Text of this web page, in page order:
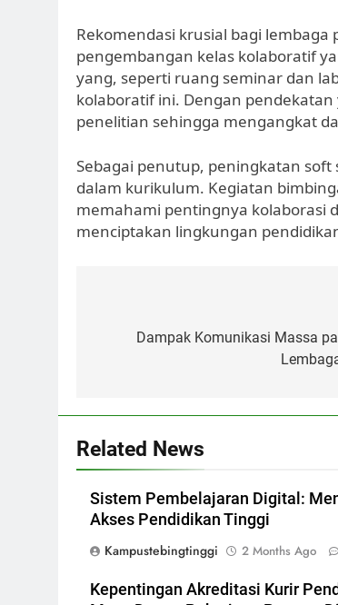
Rekomendasi krusial bagi
pengembangan kelas kolaboratif
yang, seperti ruang seminar dan
kolaboratif ini. Dengan
penelitian sehingga mengangkat
Sebagai penutup, peningkatan
dalam kurikulum. Kegiatan
memahami pentingnya kolaborasi
menciptakan lingkungan
navigation
Dampak Komunikasi Massa
Related News
Sistem Pembelajaran Digital:
Akses Pendidikan Tinggi
Kampustebingtinggi
2 Months Ago
Kepentingan Akreditasi Kurir